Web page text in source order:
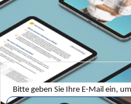
Bitte geben Sie Ihre E-Mail ein,